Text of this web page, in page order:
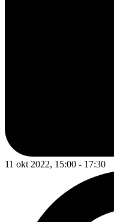
11 okt 2022, 15:00 - 17:30